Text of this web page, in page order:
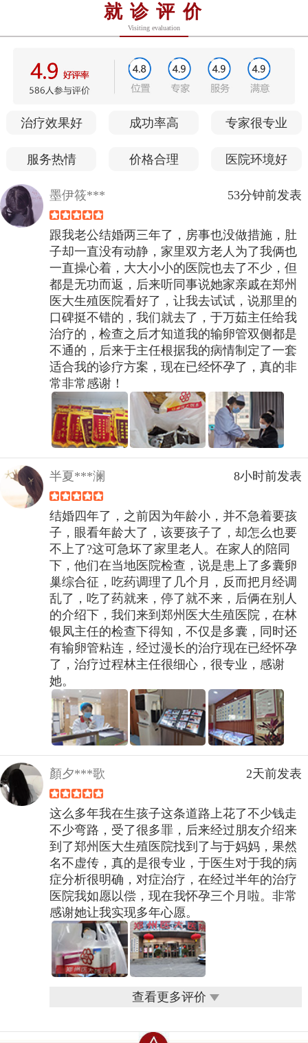
就诊评价
Visiting evaluation
治疗效果好 成功率高 专家很专业
服务热情 价格合理 医院环境好
墨伊筱*** 53分钟前发表
跟我老公结婚两三年了，房事也没做措施，肚
子却一直没有动静，家里双方老人为了我俩也
一直操心着，大大小小的医院也去了不少，但
都是无功而返，后来听同事说她家亲戚在郑州
医大生殖医院看好了，让我去试试，说那里的
口碑挺不错的，我们就去了，于万茹主任给我
治疗的，检查之后才知道我的输卵管双侧都是
不通的，后来于主任根据我的病情制定了一套
适合我的诊疗方案，现在已经怀孕了，真的非
常非常感谢！
半夏***澜 8小时前发表
结婚四年了，之前因为年龄小，并不急着要孩
子，眼看年龄大了，该要孩子了，却怎么也要
不上了?这可急坏了家里老人。在家人的陪同
下，他们在当地医院检查，说是患上了多囊卵
巢综合征，吃药调理了几个月，反而把月经调
乱了，吃了药就来，停了就不来，后俩在别人
的介绍下，我们来到郑州医大生殖医院，在林
银凤主任的检查下得知，不仅是多囊，同时还
有输卵管粘连，经过漫长的治疗现在已经怀孕
了，治疗过程林主任很细心，很专业，感谢
她。
顏夕***歌 2天前发表
这么多年我在生孩子这条道路上花了不少钱走
不少弯路，受了很多罪，后来经过朋友介绍来
到了郑州医大生殖医院找到了与于妈妈，果然
名不虚传，真的是很专业，于医生对于我的病
症分析很明确，对症治疗，在经过半年的治疗
医院我如愿以偿，现在我怀孕三个月啦。非常
感谢她让我实现多年心愿。
查看更多评价